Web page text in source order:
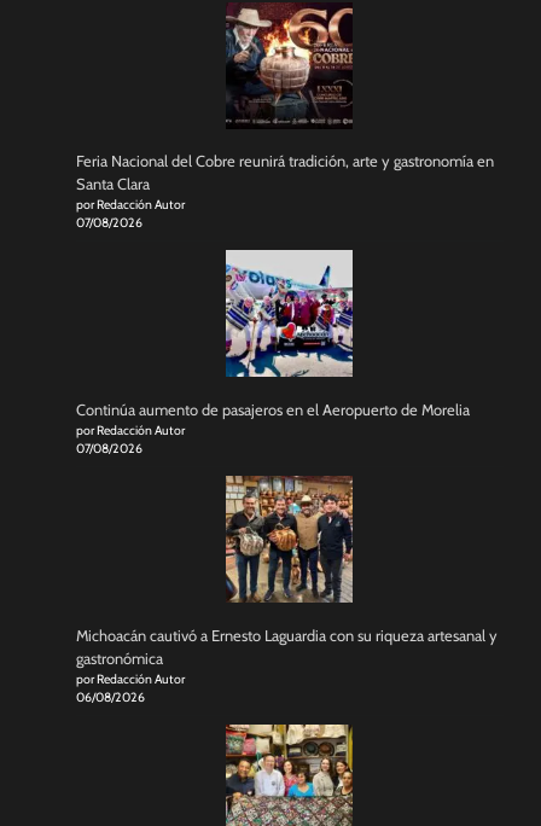
Feria Nacional del Cobre reunirá tradición, arte y gastronomía en
Santa Clara
por Redacción Autor
07/08/2026
Continúa aumento de pasajeros en el Aeropuerto de Morelia
por Redacción Autor
07/08/2026
Michoacán cautivó a Ernesto Laguardia con su riqueza artesanal y
gastronómica
por Redacción Autor
06/08/2026